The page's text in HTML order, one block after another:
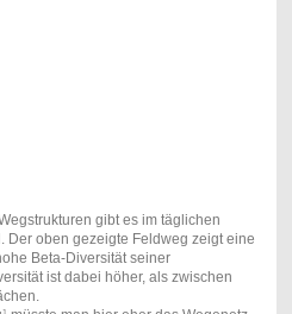
gibt es im täglichen
Der oben gezeigte Feldweg zeigt eine
Beta-Diversität seiner
ist dabei höher, als zwischen